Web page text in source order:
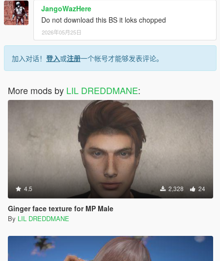
JangoWazHere
Do not download this BS it loks chopped
2026年05月25日
加入对话！ 登入或注册一个帐号才能够发表评论。
More mods by LIL DREDDMANE:
4.5 2,328 24
Ginger face texture for MP Male
By LIL DREDDMANE